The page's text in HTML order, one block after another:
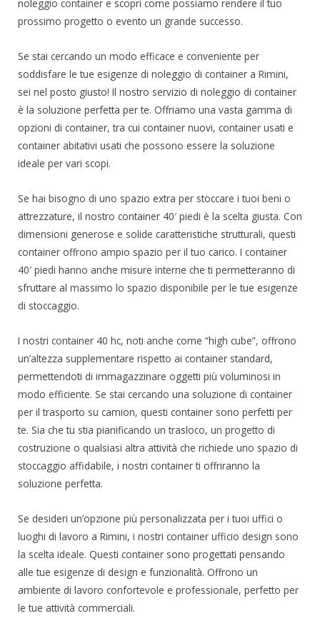
noleggio container e scopri come possiamo rendere il tuo
prossimo progetto o evento un grande successo.
Se stai cercando un modo efficace e conveniente per
soddisfare le tue esigenze di noleggio di container a Rimini,
sei nel posto giusto! Il nostro servizio di noleggio di container
è la soluzione perfetta per te. Offriamo una vasta gamma di
opzioni di container, tra cui container nuovi, container usati e
container abitativi usati che possono essere la soluzione
ideale per vari scopi.
Se hai bisogno di uno spazio extra per stoccare i tuoi beni o
attrezzature, il nostro container 40′ piedi è la scelta giusta. Con
dimensioni generose e solide caratteristiche strutturali, questi
container offrono ampio spazio per il tuo carico. I container
40′ piedi hanno anche misure interne che ti permetteranno di
sfruttare al massimo lo spazio disponibile per le tue esigenze
di stoccaggio.
I nostri container 40 hc, noti anche come “high cube”, offrono
un’altezza supplementare rispetto ai container standard,
permettendoti di immagazzinare oggetti più voluminosi in
modo efficiente. Se stai cercando una soluzione di container
per il trasporto su camion, questi container sono perfetti per
te. Sia che tu stia pianificando un trasloco, un progetto di
costruzione o qualsiasi altra attività che richiede uno spazio di
stoccaggio affidabile, i nostri container ti offriranno la
soluzione perfetta.
Se desideri un’opzione più personalizzata per i tuoi uffici o
luoghi di lavoro a Rimini, i nostri container ufficio design sono
la scelta ideale. Questi container sono progettati pensando
alle tue esigenze di design e funzionalità. Offrono un
ambiente di lavoro confortevole e professionale, perfetto per
le tue attività commerciali.